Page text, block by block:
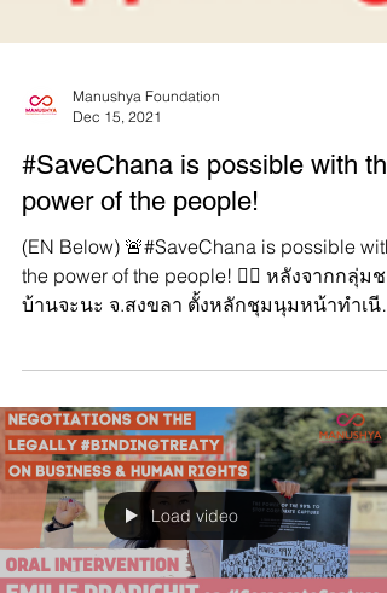
Dec 15, 2021
#SaveChana is possible with the
power of the people!
(EN Below) 🚨#SaveChana is possible with
the power of the people! ✊🏼 หลังจากกลุ่มช
รัฐบาลมานา...
Load video